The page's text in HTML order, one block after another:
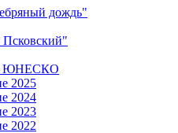
дождь"
Псковский"
в ЮНЕСКО
2025
2024
2023
2022